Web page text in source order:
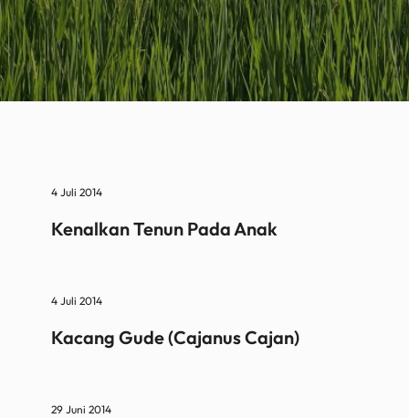
4 Juli 2014
Kenalkan Tenun Pada Anak
4 Juli 2014
Kacang Gude (Cajanus Cajan)
29 Juni 2014